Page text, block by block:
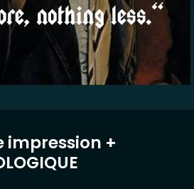
nothing less.“
impression +